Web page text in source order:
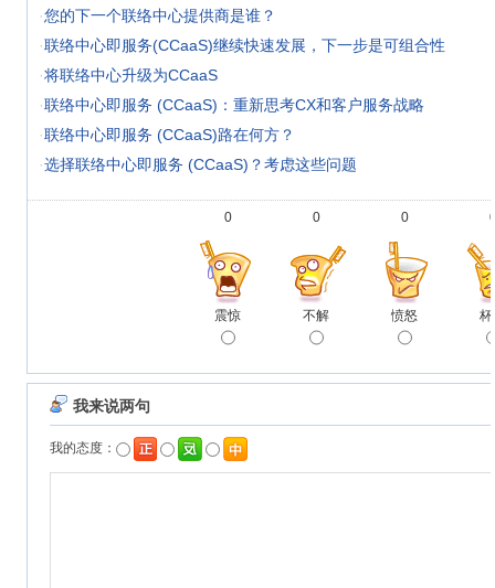
·您的下一个联络中心提供商是谁？
·联络中心即服务(CCaaS)继续快速发展，下一步是可组合性
·将联络中心升级为CCaaS
·联络中心即服务 (CCaaS)：重新思考CX和客户服务战略
·联络中心即服务 (CCaaS)路在何方？
·选择联络中心即服务 (CCaaS)？考虑这些问题
0
震惊
0
不解
0
愤怒